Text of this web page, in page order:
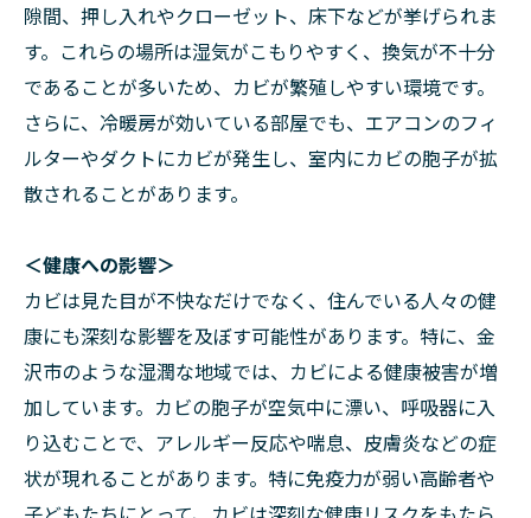
隙間、押し入れやクローゼット、床下などが挙げられま
す。これらの場所は湿気がこもりやすく、換気が不十分
であることが多いため、カビが繁殖しやすい環境です。
さらに、冷暖房が効いている部屋でも、エアコンのフィ
ルターやダクトにカビが発生し、室内にカビの胞子が拡
散されることがあります。
＜健康への影響＞
カビは見た目が不快なだけでなく、住んでいる人々の健
康にも深刻な影響を及ぼす可能性があります。特に、金
沢市のような湿潤な地域では、カビによる健康被害が増
加しています。カビの胞子が空気中に漂い、呼吸器に入
り込むことで、アレルギー反応や喘息、皮膚炎などの症
状が現れることがあります。特に免疫力が弱い高齢者や